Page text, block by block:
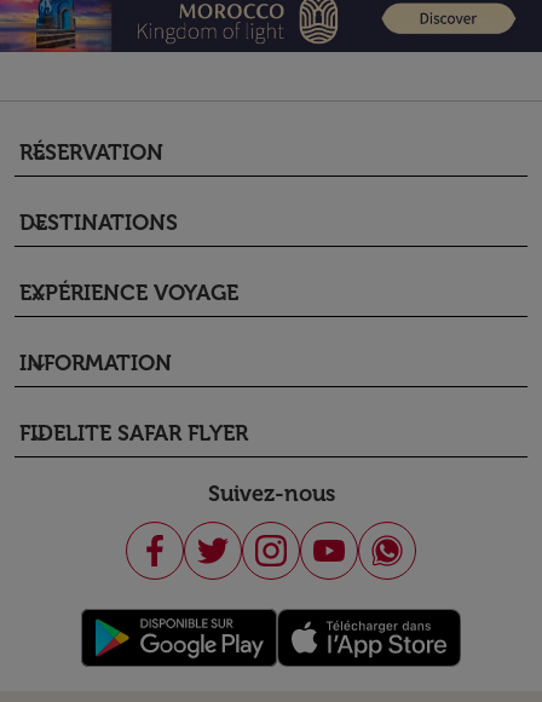
RÉSERVATION
keyboard_arrow_down
DESTINATIONS
keyboard_arrow_down
EXPÉRIENCE VOYAGE
keyboard_arrow_down
INFORMATION
keyboard_arrow_down
FIDELITE SAFAR FLYER
keyboard_arrow_down
Suivez-nous